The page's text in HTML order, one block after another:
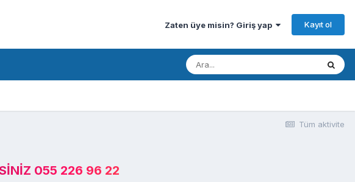
Zaten üye misin? Giriş yap Kayıt ol
Tüm aktivite
055 226 96 22